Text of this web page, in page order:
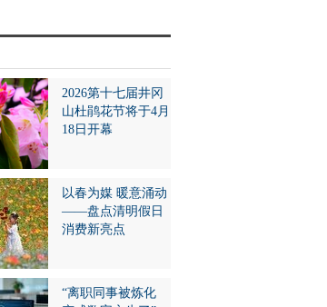
2026第十七届井冈
山杜鹃花节将于4月
18日开幕
以春为媒 暖意涌动
——盘点清明假日
消费新亮点
“离职同事被炼化